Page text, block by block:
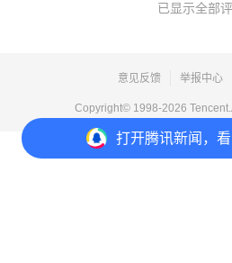
打开腾讯新闻，
已显示全部
意见反馈 举报中心
Copyright© 1998-2026